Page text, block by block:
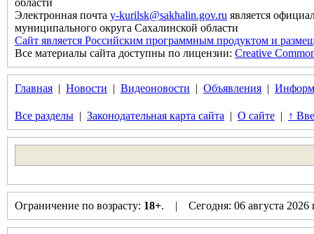
области
Электронная почта y-kurilsk@sakhalin.gov.ru является
муниципального округа Сахалинской области
Сайт является Российским программным продуктом и
Все материалы сайта доступны по лицензии: Creative
Главная | Новости | Видеоновости | Объявления |
Все разделы | Законодательная карта сайта | О сайте | ↑
Ограничение по возрасту: 18+. | Сегодня: 06 августа